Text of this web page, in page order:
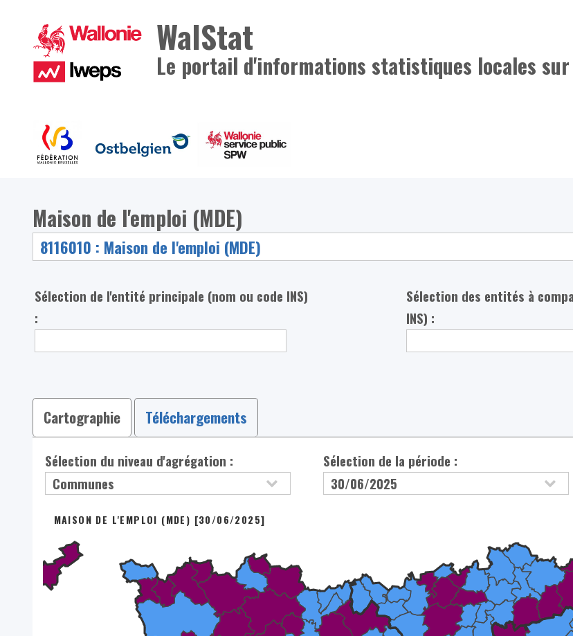
WalStat
Le portail d'informations statistiques locales sur
Maison de l'emploi (MDE)
Sélection de l'entité principale (nom ou code INS)
:
Sélection des entités à
INS) :
Cartographie Téléchargements
Sélection du niveau d'agrégation : Sélection de la période :
MAISON DE L'EMPLOI (MDE) [30/06/2025]